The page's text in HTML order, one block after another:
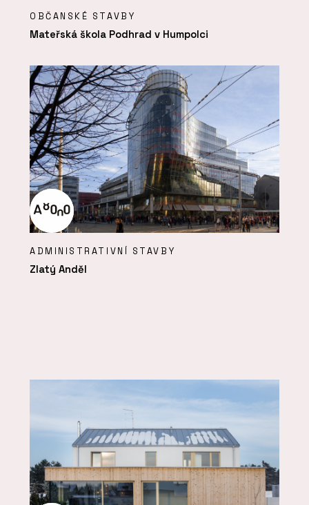
OBČANSKÉ STAVBY
Mateřská škola Podhrad v Humpolci
ADMINISTRATIVNÍ STAVBY
Zlatý Anděl